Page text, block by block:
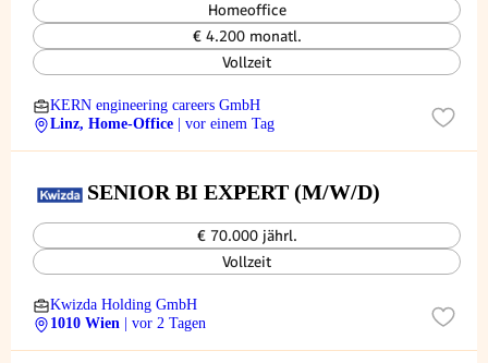
Homeoffice
€ 4.200 monatl.
Vollzeit
KERN engineering careers GmbH
Linz, Home-Office
| vor einem Tag
SENIOR BI EXPERT (M/W/D)
€ 70.000 jährl.
Vollzeit
Kwizda Holding GmbH
1010 Wien
| vor 2 Tagen